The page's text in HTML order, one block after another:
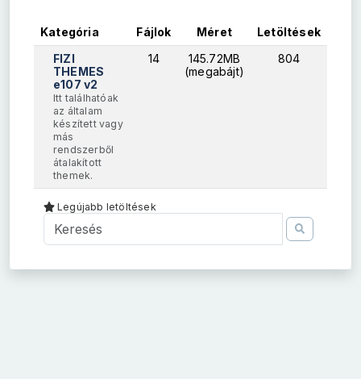
Kategória Fájlok Méret
Letöltések
FIZI
THEMES
e107 v2
Itt találhatóak
az általam
készített vagy
más
rendszerből
átalakított
themek.
14
145.72MB
(megabájt)
804
Legújabb letöltések